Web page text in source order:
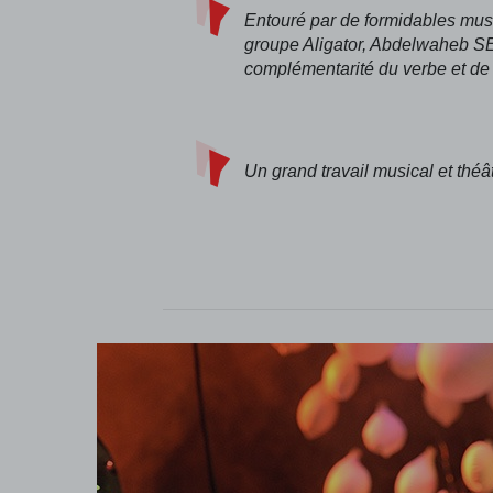
Entouré par de formidables
groupeAligator, Abdelwaheb
complémentarité du verbe et
Un grand travail musical et